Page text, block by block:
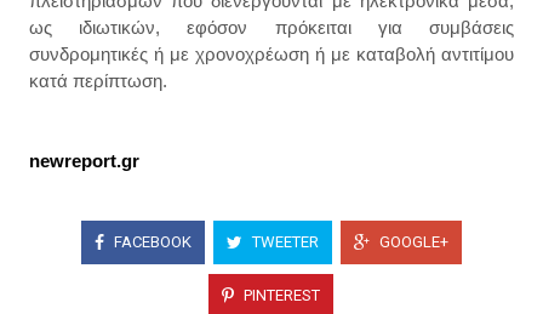
ως ιδιωτικών, εφόσον πρόκειται για συμβάσεις
συνδρομητικές ή με χρονοχρέωση ή με καταβολή αντιτίμου
κατά περίπτωση.
newreport.gr
FACEBOOK TWEETER GOOGLE+
PINTEREST